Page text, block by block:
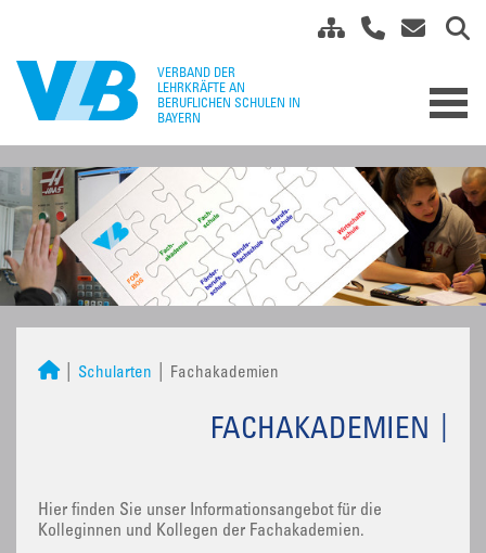
Schularten Fachakademien
FACHAKADEMIEN
Hier finden Sie unser Informationsangebot für die
Kolleginnen und Kollegen der Fachakademien.